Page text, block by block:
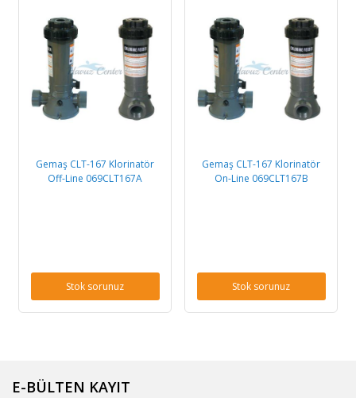
Gemaş CLT-167 Klorinatör
Off-Line 069CLT167A
Stok sorunuz
Gemaş CLT-167 Klorinatör
On-Line 069CLT167B
Stok sorunuz
E-BÜLTEN KAYIT